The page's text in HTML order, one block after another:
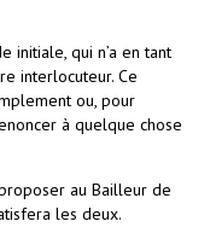
initiale, qui n’a en tant
interlocuteur. Ce
ou, pour
à quelque chose
au Bailleur de
les deux.